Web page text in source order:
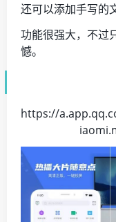
还可以添加手写的
功能很强大，不过
憾。
https://